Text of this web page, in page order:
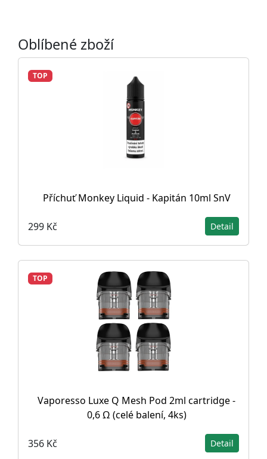
Oblíbené zboží
TOP
Příchuť Monkey Liquid - Kapitán 10ml SnV
299 Kč Detail
TOP
Vaporesso Luxe Q Mesh Pod 2ml cartridge -
0,6 Ω (celé balení, 4ks)
356 Kč Detail